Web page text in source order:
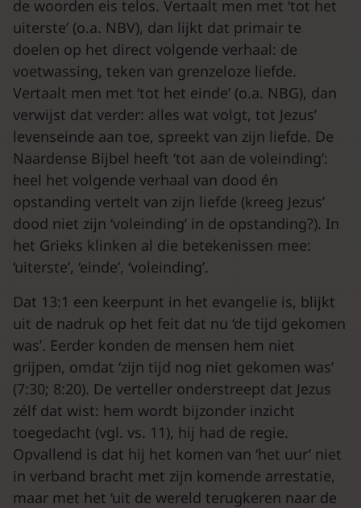
de woorden eis telos. Vertaalt men met ‘tot het
uiterste’ (o.a. NBV), dan lijkt dat primair te
doelen op het direct volgende verhaal: de
voetwassing, teken van grenzeloze liefde.
Vertaalt men met ‘tot het einde’ (o.a. NBG), dan
verwijst dat verder: alles wat volgt, tot Jezus’
levenseinde aan toe, spreekt van zijn liefde. De
Naardense Bijbel heeft ‘tot aan de voleinding’:
heel het volgende verhaal van dood én
opstanding vertelt van zijn liefde (kreeg Jezus’
dood niet zijn ‘voleinding’ in de opstanding?). In
het Grieks klinken al die betekenissen mee:
‘uiterste’, ‘einde’, ‘voleinding’.
Dat 13:1 een keerpunt in het evangelie is, blijkt
uit de nadruk op het feit dat nu ‘de tijd gekomen
was’. Eerder konden de mensen hem niet
grijpen, omdat ‘zijn tijd nog niet gekomen was’
(7:30; 8:20). De verteller onderstreept dat Jezus
zélf dat wist: hem wordt bijzonder inzicht
toegedacht (vgl. vs. 11), hij had de regie.
Opvallend is dat hij het komen van ‘het uur’ niet
in verband bracht met zijn komende arrestatie,
maar met het ‘uit de wereld terugkeren naar de